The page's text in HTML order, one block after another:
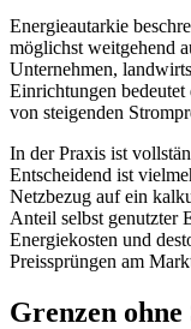
Energieautarkie
möglichst weitgehend
Unternehmen,
Einrichtungen
von steigenden
In der Praxis ist
Entscheidend ist
Netzbezug auf ein
Anteil selbst genutzter
Energiekosten und
Preissprüngen am
Grenzen